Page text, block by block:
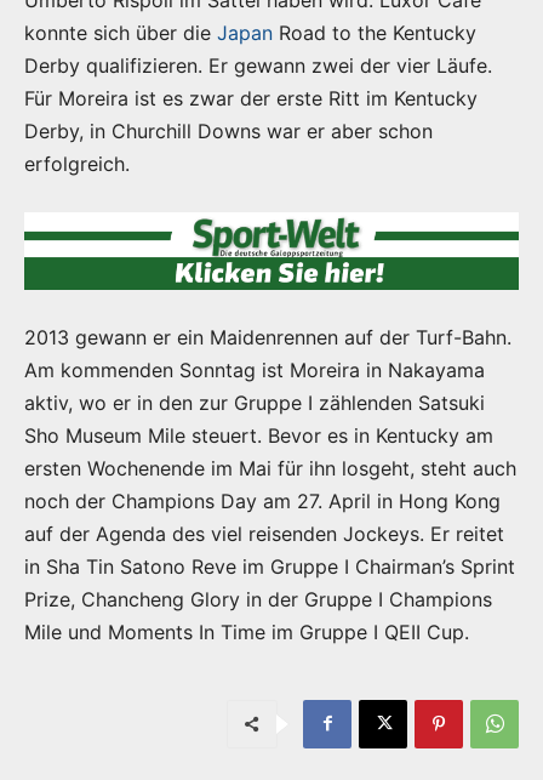
konnte sich über die Japan Road to the Kentucky
Derby qualifizieren. Er gewann zwei der vier Läufe.
Für Moreira ist es zwar der erste Ritt im Kentucky
Derby, in Churchill Downs war er aber schon
erfolgreich.
2013 gewann er ein Maidenrennen auf der Turf-Bahn.
Am kommenden Sonntag ist Moreira in Nakayama
aktiv, wo er in den zur Gruppe I zählenden Satsuki
Sho Museum Mile steuert. Bevor es in Kentucky am
ersten Wochenende im Mai für ihn losgeht, steht auch
noch der Champions Day am 27. April in Hong Kong
auf der Agenda des viel reisenden Jockeys. Er reitet
in Sha Tin Satono Reve im Gruppe I Chairman’s Sprint
Prize, Chancheng Glory in der Gruppe I Champions
Mile und Moments In Time im Gruppe I QEII Cup.